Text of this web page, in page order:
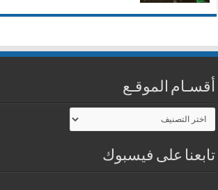
أقسـام الموقـع
أقسـام
الموقـع
تابعنا على فيسبوك